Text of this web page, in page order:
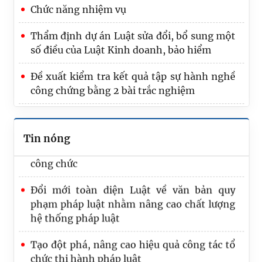
Chức năng nhiệm vụ
Thẩm định dự án Luật sửa đổi, bổ sung một
số điều của Luật Kinh doanh, bảo hiểm
Đề xuất kiểm tra kết quả tập sự hành nghề
công chứng bằng 2 bài trắc nghiệm
Tin nóng
Tổng rà soát là nhiệm vụ trọng tâm, quan
trọng nhất của Bộ Tư pháp trong 6 tháng
cuối năm
Trình Quốc hội dự án Luật Phát triển đô thị
Bộ Tư pháp trao Quyết định nghỉ hưu cho
công chức
Đổi mới toàn diện Luật về văn bản quy
phạm pháp luật nhằm nâng cao chất lượng
hệ thống pháp luật
Tạo đột phá, nâng cao hiệu quả công tác tổ
chức thi hành pháp luật